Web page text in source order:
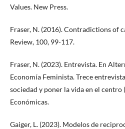
Values. New Press.
Fraser, N. (2016). Contradictions of
Review, 100, 99-117.
Fraser, N. (2023). Entrevista. En
Economía Feminista. Trece
sociedad y poner la vida en el
Económicas.
Gaiger, L. (2023). Modelos de